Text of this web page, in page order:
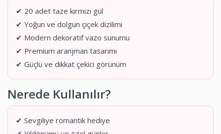
✔ 20 adet taze kırmızı gül
✔ Yoğun ve dolgun çiçek dizilimi
✔ Modern dekoratif vazo sunumu
✔ Premium aranjman tasarımı
✔ Güçlü ve dikkat çekici görünüm
Nerede Kullanılır?
✔ Sevgiliye romantik hediye